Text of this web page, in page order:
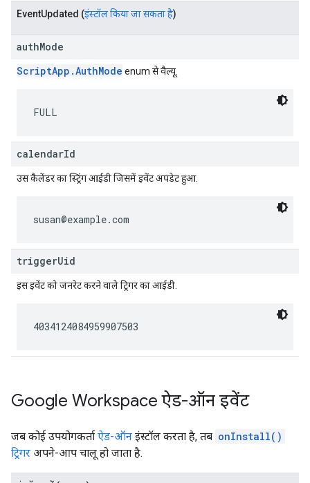
EventUpdated (इंस्टॉल किया जा सकता है)
authMode
ScriptApp.AuthMode enum से वैल्यू.
FULL
calendarId
उस कैलेंडर का स्ट्रिंग आईडी जिसमें इवेंट अपडेट हुआ.
susan@example.com
triggerUid
इस इवेंट को जनरेट करने वाले ट्रिगर का आईडी.
4034124084959907503
Google Workspace ऐड-ऑन इवेंट
जब कोई उपयोगकर्ता ऐड-ऑन इंस्टॉल करता है, तब onInstall()
ट्रिगर अपने-आप चालू हो जाता है.